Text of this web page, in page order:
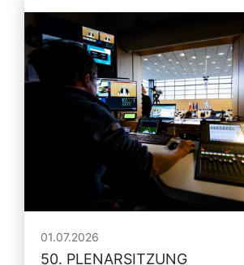
01.07.2026
50. PLENARSITZUNG